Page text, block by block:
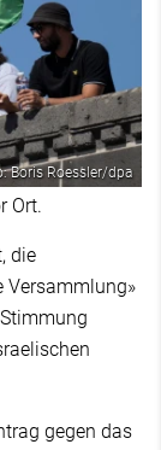
Boris Roessler/dpa
Ort.
die
Versammlung»
gegen das